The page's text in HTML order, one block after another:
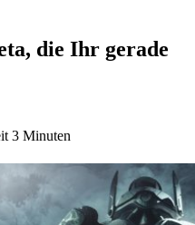
die Ihr gerade
3 Minuten